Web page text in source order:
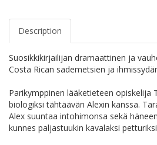
Description
Suosikkikirjailijan dramaattinen ja
Costa Rican sademetsien ja
Parikymppinen lääketieteen opiskelija
biologiksi tähtäävän Alexin kanssa.
Alex suuntaa intohimonsa sekä
kunnes paljastuukin kavalaksi